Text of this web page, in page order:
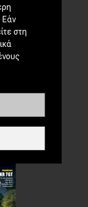
Εάν
στη